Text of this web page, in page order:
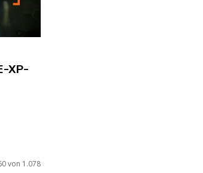
XP-
von 1.078